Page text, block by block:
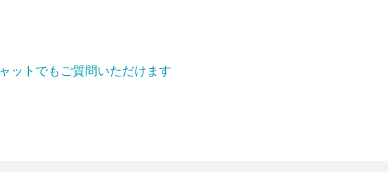
ットでもご質問いただけます